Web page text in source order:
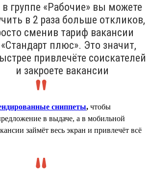
в группе «Рабочие» вы можете
в 2 раза больше откликов,
сменив тариф вакансии
плюс». Это значит,
привлечёте соискателей
и закроете вакансии
сниппеты, чтобы
в выдаче, а в мобильной
займёт весь экран и привлечёт всё